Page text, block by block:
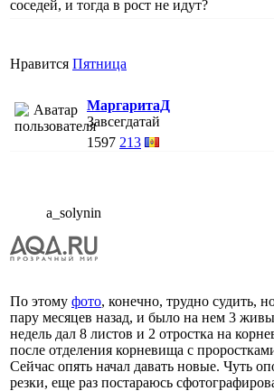
соседей, и тогда в рост не идут?
Нравится Пятница
МаргаритаД
Завсегдатай
1597 213
a_solynin
По этому фото, конечно, трудно судить,
пару месяцев назад, и было на нем 3
недель дал 8 листов и 2 отростка на
после отделения корневища с
Сейчас опять начал давать новые. Чуть
резки, еще раз постараюсь